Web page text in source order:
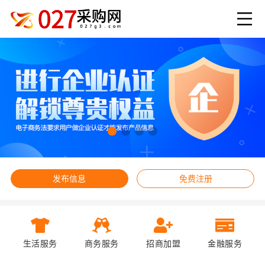
发布信息 免费注册
生活服务 商务服务 招商加盟 金融服务